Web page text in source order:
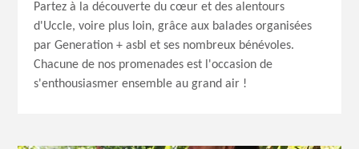
Partez à la découverte du cœur et des alentours
d'Uccle, voire plus loin, grâce aux balades organisées
par Generation + asbl et ses nombreux bénévoles.
Chacune de nos promenades est l'occasion de
s'enthousiasmer ensemble au grand air !